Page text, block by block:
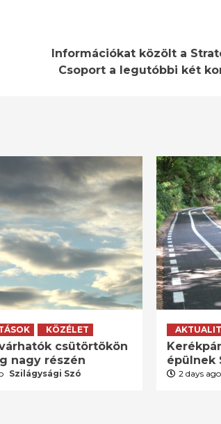
Információkat közölt a
Csoport a legutóbbi két
KÖZÉLET
csütörtökön
nagy részén
Szilágysági Szó
épülnek
2 days ago